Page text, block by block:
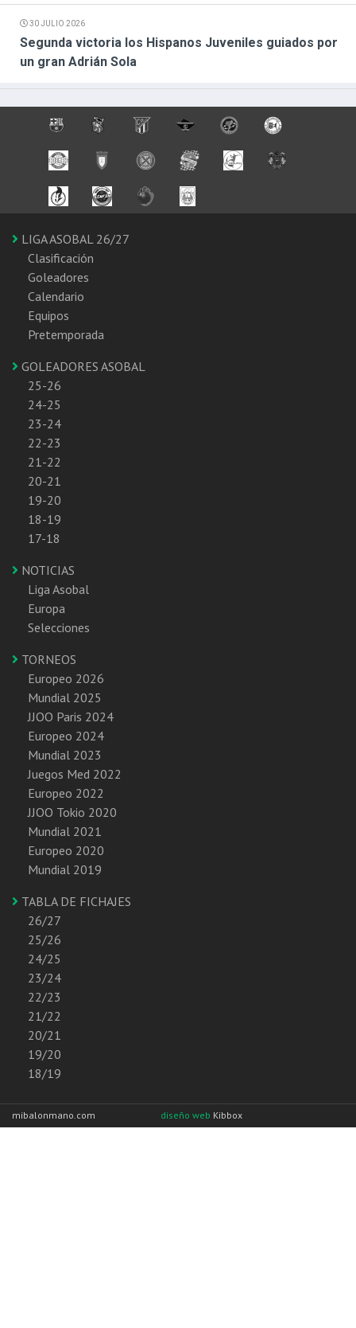
30 JULIO 2026
Segunda victoria los Hispanos Juveniles guiados por
un gran Adrián Sola
LIGA ASOBAL 26/27
Clasificación
Goleadores
Calendario
Equipos
Pretemporada
GOLEADORES ASOBAL
25-26
24-25
23-24
22-23
21-22
20-21
19-20
18-19
17-18
NOTICIAS
Liga Asobal
Europa
Selecciones
TORNEOS
Europeo 2026
Mundial 2025
JJOO Paris 2024
Europeo 2024
Mundial 2023
Juegos Med 2022
Europeo 2022
JJOO Tokio 2020
Mundial 2021
Europeo 2020
Mundial 2019
TABLA DE FICHAJES
26/27
25/26
24/25
23/24
22/23
21/22
20/21
19/20
18/19
mibalonmano.com diseño web Kibbox